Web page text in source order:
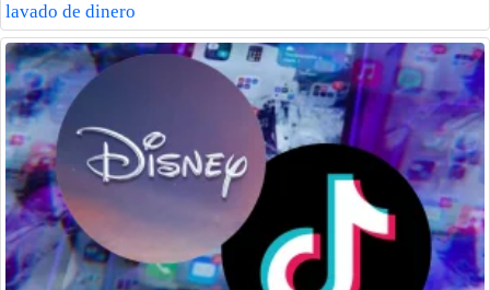
lavado de dinero